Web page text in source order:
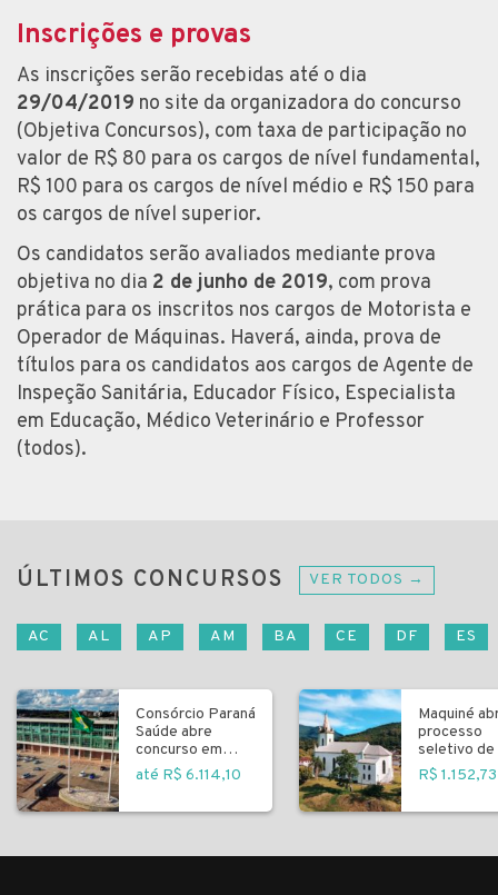
Inscrições e provas
As inscrições serão recebidas até o dia
29/04/2019 no site da organizadora do concurso
(Objetiva Concursos), com taxa de participação no
valor de R$ 80 para os cargos de nível fundamental,
R$ 100 para os cargos de nível médio e R$ 150 para
os cargos de nível superior.
Os candidatos serão avaliados mediante prova
objetiva no dia 2 de junho de 2019, com prova
prática para os inscritos nos cargos de Motorista e
Operador de Máquinas. Haverá, ainda, prova de
títulos para os candidatos aos cargos de Agente de
Inspeção Sanitária, Educador Físico, Especialista
em Educação, Médico Veterinário e Professor
(todos).
ÚLTIMOS CONCURSOS VER TODOS →
AC AL AP AM BA CE DF ES
Consórcio Paraná
Saúde abre
concurso em
Curitiba
até R$ 6.114,10
Maquiné
processo
seletivo de
R$ 1.152,73